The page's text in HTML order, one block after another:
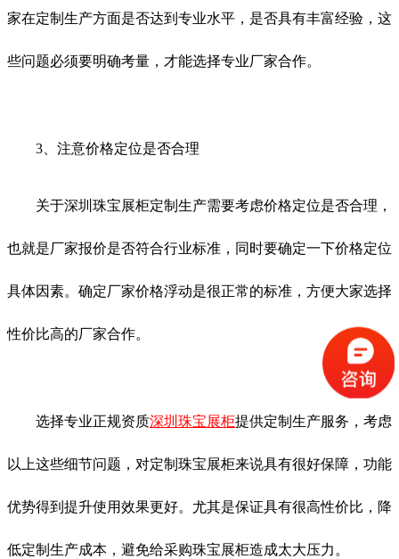
家在定制生产方面是否达到专业水平，是否具有丰富经验，这
些问题必须要明确考量，才能选择专业厂家合作。
3、注意价格定位是否合理
关于深圳珠宝展柜定制生产需要考虑价格定位是否合理，
也就是厂家报价是否符合行业标准，同时要确定一下价格定位
具体因素。确定厂家价格浮动是很正常的标准，方便大家选择
性价比高的厂家合作。
选择专业正规资质深圳珠宝展柜提供定制生产服务，考虑
以上这些细节问题，对定制珠宝展柜来说具有很好保障，功能
优势得到提升使用效果更好。尤其是保证具有很高性价比，降
低定制生产成本，避免给采购珠宝展柜造成太大压力。